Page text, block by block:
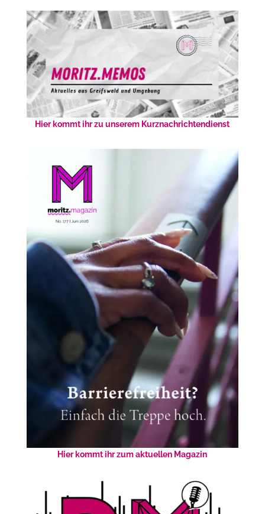
Hier kommt ihr zu unserem Kurznachrichtendienst
Hier kommt ihr zum aktuellen Magazin